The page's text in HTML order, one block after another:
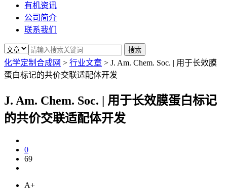
有机资讯
公司简介
联系我们
化学定制合成网 > 行业文章 > J. Am. Chem. Soc. | 用于长效膜
蛋白标记的共价交联适配体开发
J. Am. Chem. Soc. | 用于长效膜蛋白标记
的共价交联适配体开发
0
69
A+